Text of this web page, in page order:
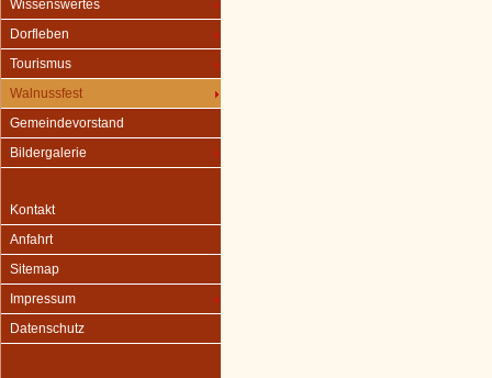
Wissenswertes
Dorfleben
Tourismus
Walnussfest
Gemeindevorstand
Bildergalerie
Kontakt
Anfahrt
Sitemap
Impressum
Datenschutz